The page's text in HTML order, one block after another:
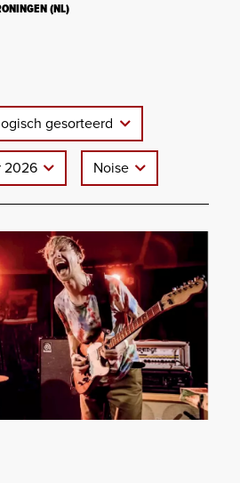
(NL)
gesorteerd
2026 Noise